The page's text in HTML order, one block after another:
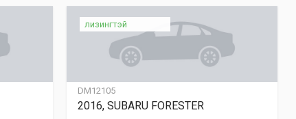
DM12105
лизингтэй
2016, SUBARU FORESTER